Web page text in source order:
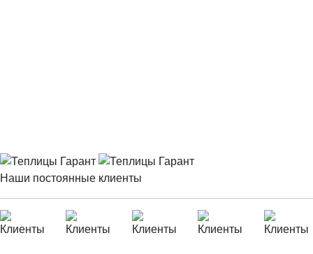
Наши постоянные клиенты